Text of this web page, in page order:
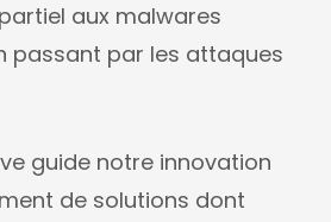
aux malwares
passant par les attaques
guide notre innovation
de solutions dont